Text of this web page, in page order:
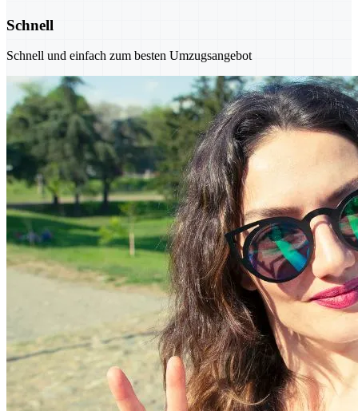
Schnell
Schnell und einfach zum besten Umzugsangebot